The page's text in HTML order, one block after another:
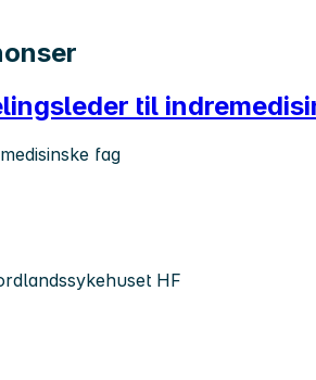
til
fag
HF